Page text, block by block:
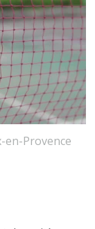
en-Provence